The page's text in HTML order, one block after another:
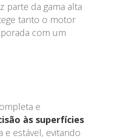
parte da gama alta
tanto o motor
com um
e
às superfícies
estável, evitando